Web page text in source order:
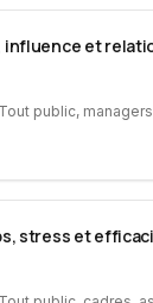
influence et
Tout public,
stress et